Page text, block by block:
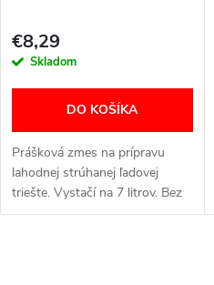
€8,29
Skladom
DO KOŠÍKA
Prášková zmes na prípravu
lahodnej strúhanej ľadovej
triešte. Vystačí na 7 litrov. Bez
GMO. Bez chemických farbív a